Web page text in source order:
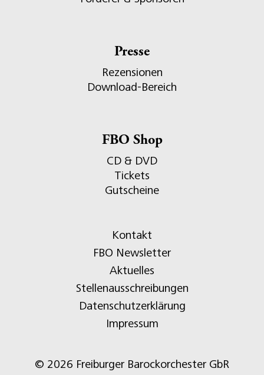
Presse
Rezensionen
Download-Bereich
FBO Shop
CD & DVD
Tickets
Gutscheine
Kontakt
FBO Newsletter
Aktuelles
Stellenausschreibungen
Datenschutzerklärung
Impressum
© 2026 Freiburger Barockorchester GbR